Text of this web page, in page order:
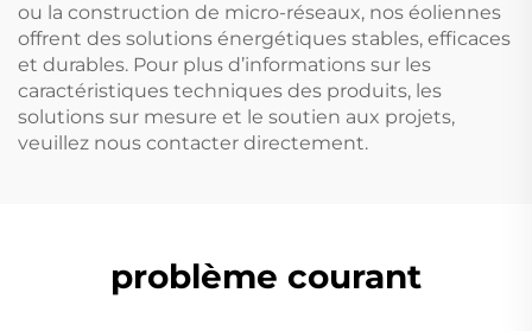
ou la construction de micro-réseaux, nos éoliennes
offrent des solutions énergétiques stables, efficaces
et durables. Pour plus d’informations sur les
caractéristiques techniques des produits, les
solutions sur mesure et le soutien aux projets,
veuillez nous contacter directement.
problème courant